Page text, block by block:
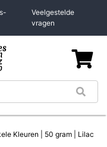
Veelgestelde
vragen
Kleuren | 50 gram | Lilac